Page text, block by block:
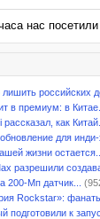
нас посетили
российских
в премиум: в Китае...
как Китай...
для инди-
жизни остается...
разрешили
200-Мп датчик...
Rockstar»:
к